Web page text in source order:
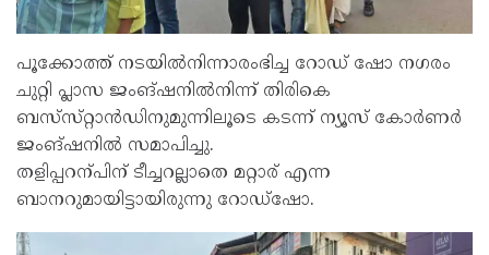
പൂക്കോത്ത്‌ നടയിൽനിന്നാരംഭിച്ച റോഡ്‌ ഷോ നഗരം
ചുറ്റി പ്ലാസ ജംങ്‌ഷനിൽനിന്ന്‌ തിരികെ
ബസ്‌സ്‌റ്റാൻഡിനുമുന്നിലൂടെ കടന്ന്‌ ന്യൂസ്‌ കോർണർ
ജംങ്‌ഷനിൽ സമാപിച്ചു.
തളിപ്പറന്പിന്‌ ടീച്ചറല്ലാതെ മറ്റാര്‌ എന്ന
ബാനറുമായിട്ടായിരുന്നു റോഡ്‌ഷോ.